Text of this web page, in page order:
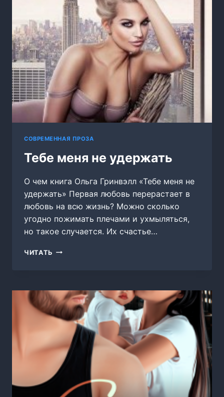
СОВРЕМЕННАЯ ПРОЗА
Тебе меня не удержать
О чем книга Ольга Гринвэлл «Тебе меня не
удержать» Первая любовь перерастает в
любовь на всю жизнь? Можно сколько
угодно пожимать плечами и ухмыляться,
но такое случается. Их счастье…
ЧИТАТЬ ТЕБЕ